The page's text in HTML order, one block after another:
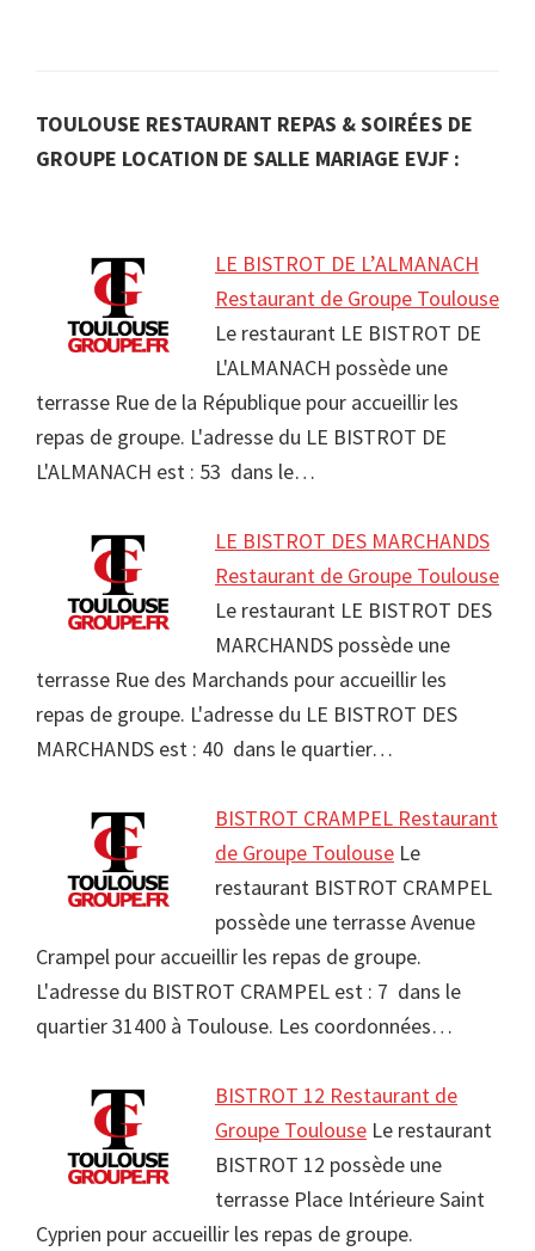
TOULOUSE RESTAURANT REPAS & SOIRÉES DE
GROUPE LOCATION DE SALLE MARIAGE EVJF :
LE BISTROT DE L’ALMANACH
Restaurant de Groupe Toulouse
Le restaurant LE BISTROT DE
L'ALMANACH possède une
terrasse Rue de la République pour accueillir les
repas de groupe. L'adresse du LE BISTROT DE
L'ALMANACH est : 53 dans le…
LE BISTROT DES MARCHANDS
Restaurant de Groupe Toulouse
Le restaurant LE BISTROT DES
MARCHANDS possède une
terrasse Rue des Marchands pour accueillir les
repas de groupe. L'adresse du LE BISTROT DES
MARCHANDS est : 40 dans le quartier…
BISTROT CRAMPEL Restaurant
de Groupe Toulouse Le
restaurant BISTROT CRAMPEL
possède une terrasse Avenue
Crampel pour accueillir les repas de groupe.
L'adresse du BISTROT CRAMPEL est : 7 dans le
quartier 31400 à Toulouse. Les coordonnées…
BISTROT 12 Restaurant de
Groupe Toulouse Le restaurant
BISTROT 12 possède une
terrasse Place Intérieure Saint
Cyprien pour accueillir les repas de groupe.